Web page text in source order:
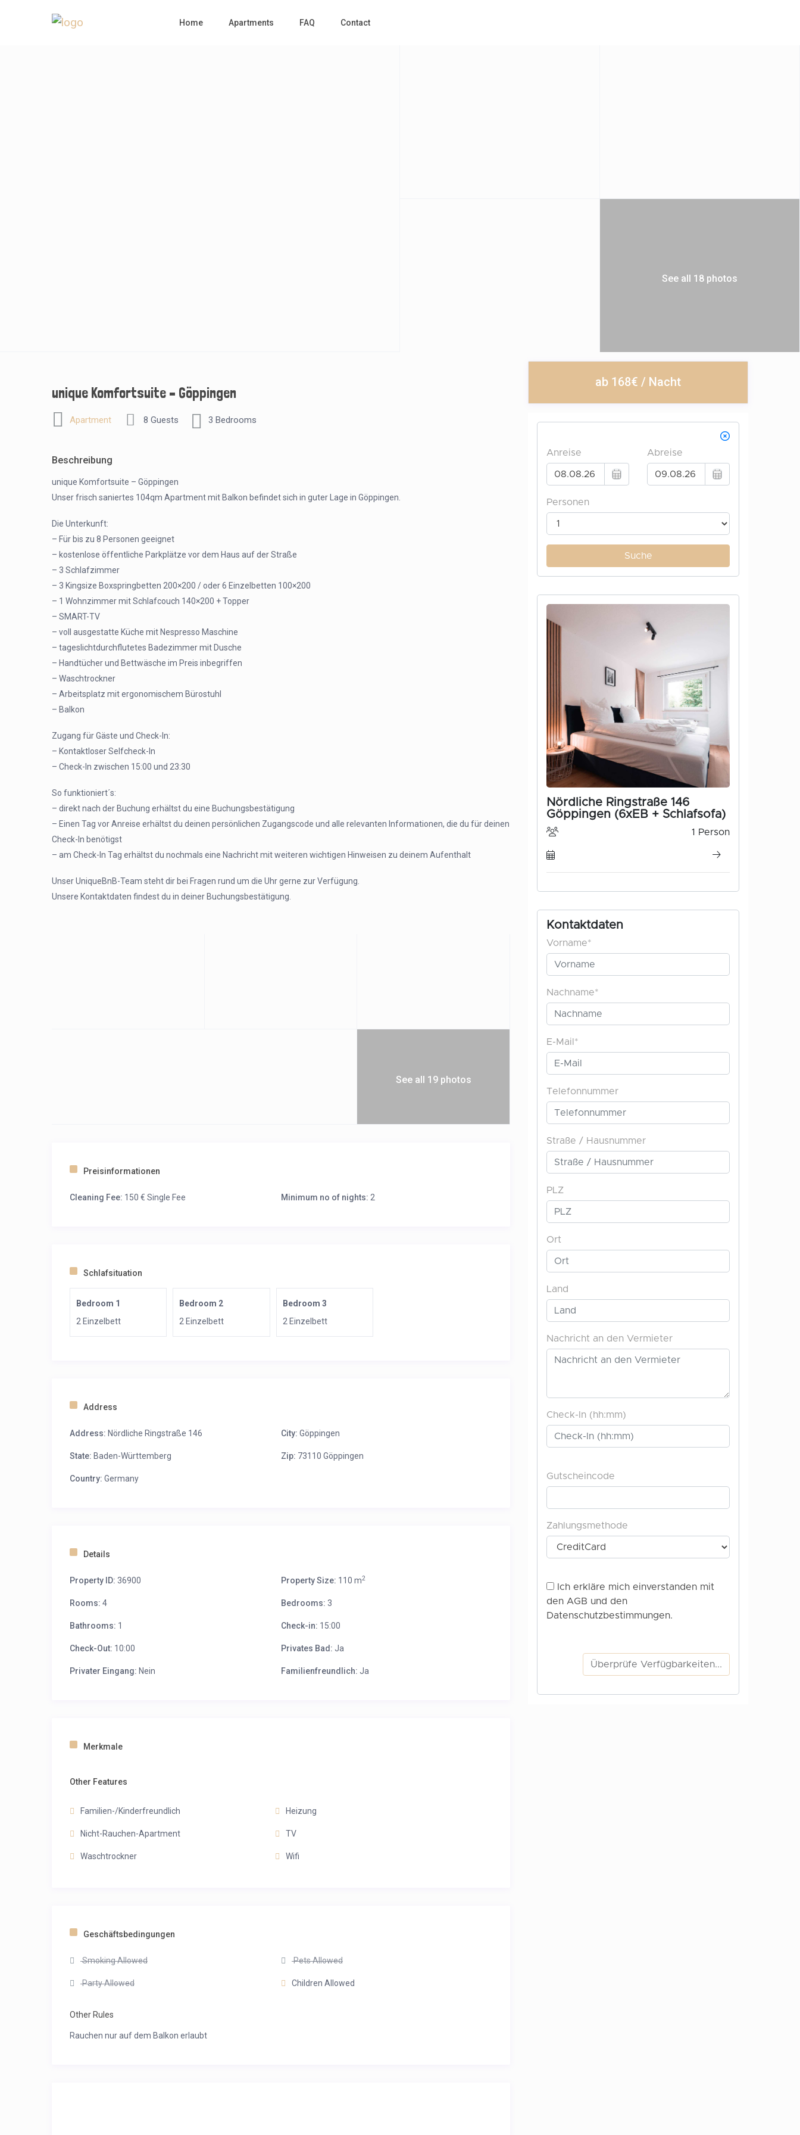
Home Apartments FAQ Contact
See all 18 photos
unique Komfortsuite – Göppingen
Apartment 8 Guests 3 Bedrooms
Beschreibung
unique Komfortsuite – Göppingen
Unser frisch saniertes 104qm Apartment mit Balkon befindet sich in guter Lage in Göppingen.
Die Unterkunft:
– Für bis zu 8 Personen geeignet
– kostenlose öffentliche Parkplätze vor dem Haus auf der Straße
– 3 Schlafzimmer
– 3 Kingsize Boxspringbetten 200×200 / oder 6 Einzelbetten 100×200
– 1 Wohnzimmer mit Schlafcouch 140×200 + Topper
– SMART-TV
– voll ausgestatte Küche mit Nespresso Maschine
– tageslichtdurchflutetes Badezimmer mit Dusche
– Handtücher und Bettwäsche im Preis inbegriffen
– Waschtrockner
– Arbeitsplatz mit ergonomischem Bürostuhl
– Balkon
Zugang für Gäste und Check-In:
– Kontaktloser Selfcheck-In
– Check-In zwischen 15:00 und 23:30
So funktioniert´s:
– direkt nach der Buchung erhältst du eine Buchungsbestätigung
– Einen Tag vor Anreise erhältst du deinen persönlichen Zugangscode und alle relevanten Informationen, die du für deinen
Check-In benötigst
– am Check-In Tag erhältst du nochmals eine Nachricht mit weiteren wichtigen Hinweisen zu deinem Aufenthalt
Unser UniqueBnB-Team steht dir bei Fragen rund um die Uhr gerne zur Verfügung.
Unsere Kontaktdaten findest du in deiner Buchungsbestätigung.
See all 19 photos
Preisinformationen
Cleaning Fee: 150 € Single Fee Minimum no of nights: 2
Schlafsituation
Bedroom 1
2 Einzelbett
Bedroom 2
2 Einzelbett
Bedroom 3
2 Einzelbett
Address
Address: Nördliche Ringstraße 146 City: Göppingen
State: Baden-Württemberg Zip: 73110 Göppingen
Country: Germany
Details
Property ID: 36900 Property Size: 110 m2
Rooms: 4 Bedrooms: 3
Bathrooms: 1 Check-in: 15:00
Check-Out: 10:00 Privates Bad: Ja
Privater Eingang: Nein Familienfreundlich: Ja
Merkmale
Other Features
Familien-/Kinderfreundlich Heizung
Nicht-Rauchen-Apartment TV
Waschtrockner Wifi
Geschäftsbedingungen
Smoking Allowed Pets Allowed
Party Allowed Children Allowed
Other Rules
Rauchen nur auf dem Balkon erlaubt
ab 168€ / Nacht